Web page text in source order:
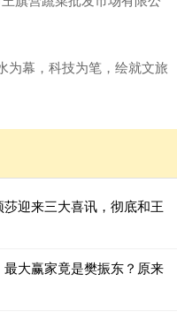
为幕，科技为笔，绘就文旅
迎来三大喜讯，彻底和王
大赢家竟是樊振东？原来